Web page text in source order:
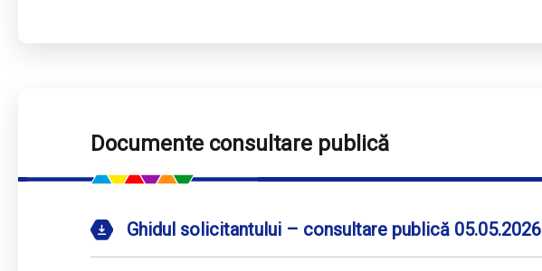
Documente consultare publică
Ghidul solicitantului – consultare publică 05.05.2026